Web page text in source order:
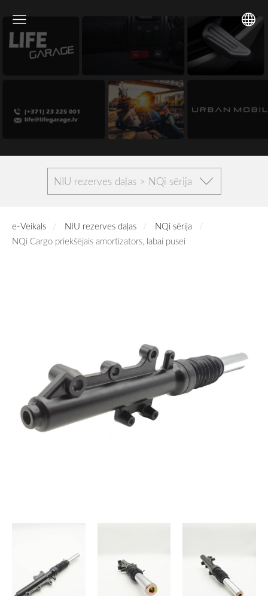
NIU rezerves daļas > NQi sērija
e-Veikals NIU rezerves daļas
NQi sērija
NQi Cargo priekšējais amortizators, labai pusei